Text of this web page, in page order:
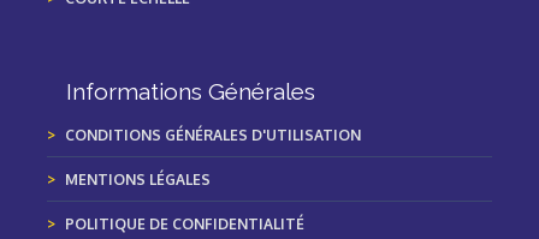
Informations Générales
CONDITIONS GÉNÉRALES D'UTILISATION
MENTIONS LÉGALES
POLITIQUE DE CONFIDENTIALITÉ